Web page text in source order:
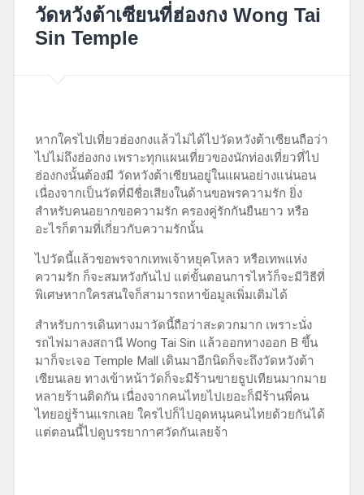
13,
2018
วัดหวังต้าเซียนที่ฮ่องกง Wong Tai
Sin Temple
หากใครไปเที่ยวฮ่องกงแล้วไม่ได้ไปวัดหวังต้าเซียนถือว่า
ไปไม่ถึงฮ่องกง เพราะทุกแผนเที่ยวของนักท่องเที่ยวที่ไป
ฮ่องกงนั้นต้องมี วัดหวังต้าเซียนอยู่ในแผนอย่างแน่นอน
เนื่องจากเป็นวัดที่มีชื่อเสียงในด้านขอพรความรัก ยิ่ง
สำหรับคนอยากขอความรัก ครองคู่รักกันยืนยาว หรือ
อะไรก็ตามที่เกี่ยวกับความรักนั้น
ไปวัดนี้แล้วขอพรจากเทพเจ้าหยุคโหลว หรือเทพแห่ง
ความรัก ก็จะสมหวังกันไป แต่ขั้นตอนการไหว้ก็จะมีวิธีที่
พิเศษหากใครสนใจก็สามารถหาข้อมูลเพิ่มเติมได้
สำหรับการเดินทางมาวัดนี้ถือว่าสะดวกมาก เพราะนั่ง
รถไฟมาลงสถานี Wong Tai Sin แล้วออกทางออก B ขึ้น
มาก็จะเจอ Temple Mall เดินมาอีกนิดก็จะถึงวัดหวังต้า
เซียนเลย ทางเข้าหน้าวัดก็จะมีร้านขายธูปเทียนมากมาย
หลายร้านติดกัน เนื่องจากคนไทยไปเยอะก็มีร้านพี่คน
ไทยอยู่ร้านแรกเลย ใครไปก็ไปอุดหนุนคนไทยด้วยกันได้
แต่ตอนนี้ไปดูบรรยากาศวัดกันเลยจ้า